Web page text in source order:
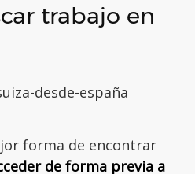
trabajo en
forma de encontrar
de forma previa a